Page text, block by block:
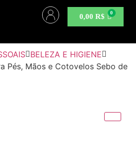
0,00R$
BELEZA E HIGIENE
Pés, Mãos e Cotovelos Sebo de